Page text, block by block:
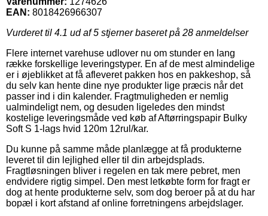
EAN: 8018426966307
Vurderet til 4.1 ud af 5 stjerner baseret på 28 anmeldelser
Flere internet varehuse udlover nu om stunder en lang
række forskellige leveringstyper. En af de mest almindelige
er i øjeblikket at få afleveret pakken hos en pakkeshop, så
du selv kan hente dine nye produkter lige præcis når det
passer ind i din kalender. Fragtmuligheden er nemlig
ualmindeligt nem, og desuden ligeledes den mindst
kostelige leveringsmåde ved køb af Aftørringspapir Bulky
Soft S 1-lags hvid 120m 12rul/kar.
Du kunne på samme måde planlægge at få produkterne
leveret til din lejlighed eller til din arbejdsplads.
Fragtløsningen bliver i regelen en tak mere pebret, men
endvidere rigtig simpel. Den mest letkøbte form for fragt er
dog at hente produkterne selv, som dog beroer på at du har
bopæl i kort afstand af online forretningens arbejdslager.